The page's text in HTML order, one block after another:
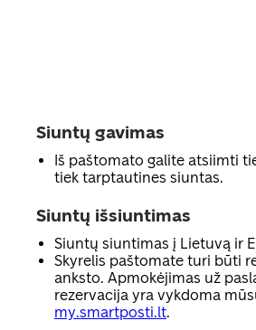
Siuntų gavimas
Iš paštomato galite atsiimti
tiek tarptautines siuntas.
Siuntų išsiuntimas
Siuntų siuntimas į Lietuvą ir
Skyrelis paštomate turi būti
anksto. Apmokėjimas už
rezervacija yra vykdoma
my.smartposti.lt.